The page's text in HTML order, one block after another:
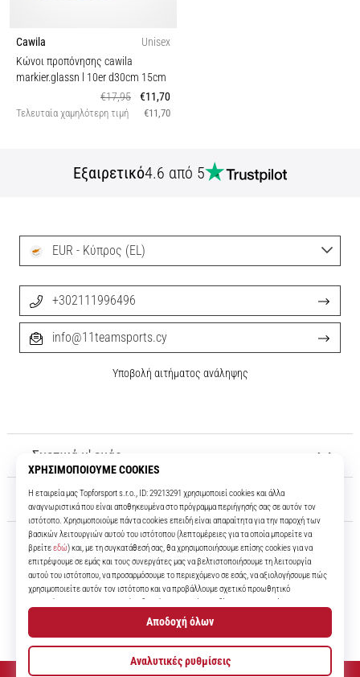
Cawila
Unisex
Κώνοι προπόνησης cawila
markier.glassn l 10er d30cm 15cm
€17,95
€11,70
Τελευταία χαμηλότερη τιμή €11,70
Εξαιρετικό4.6 από 5
11teamsports.cy
Για πάνω από 16 χρόνια είμαστε οι συμπαίκτες σας, προσφέροντάς σας
τα καλύτερα και πιο σύγχρονα ποδοσφαιρικά προϊόντα.
Σχετικά μ' εμάς
Εξυπηρέτηση πελατών
EUR - Κύπρος (EL)
+302111996496
info@11teamsports.cy
Υποβολή αιτήματος ανάληψης